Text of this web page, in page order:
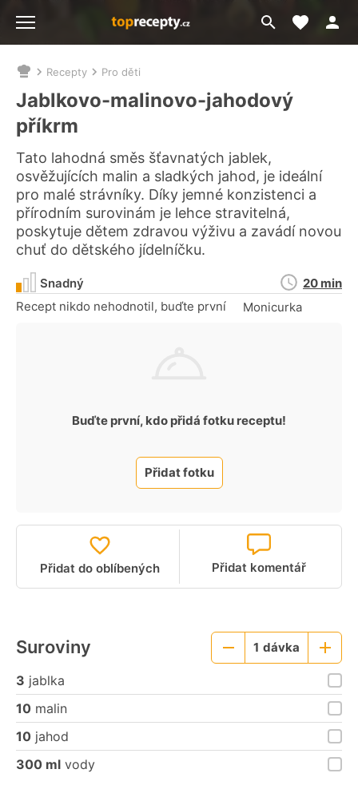
Přejít
na
Moje
Nacházíte
se
zde:
Recepty Pro děti
Jablkovo-malinovo-jahodový
příkrm
Tato lahodná směs šťavnatých jablek,
osvěžujících malin a sladkých jahod, je ideální
pro malé strávníky. Díky jemné konzistenci a
přírodním surovinám je lehce stravitelná,
poskytuje dětem zdravou výživu a zavádí novou
chuť do dětského jídelníčku.
Recept nikdo nehodnotil, buďte první Monicurka
Snadný
Doba
20 min
Buďte první, kdo přidá fotku receptu!
Přidat fotku
Přidat do oblíbených Přidat komentář
Suroviny
Menší
1 dávka
Větší
porce
3 jablka
10 malin
10 jahod
300 ml vody